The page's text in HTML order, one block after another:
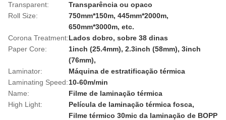
Transparent:
Transparência ou opaco
Roll Size:
750mm*150m, 445mm*2000m,
650mm*3000m, etc.
Corona Treatment:Lados dobro, sobre 38 dinas
Paper Core:
1inch (25.4mm), 2.3inch (58mm), 3inch
(76mm),
Laminator:
Máquina de estratificação térmica
Laminating Speed:10-60m/min
Name:
Filme de laminação térmica
High Light:
Película de laminação térmica fosca,
Filme térmico 30mic da laminação de BOPP